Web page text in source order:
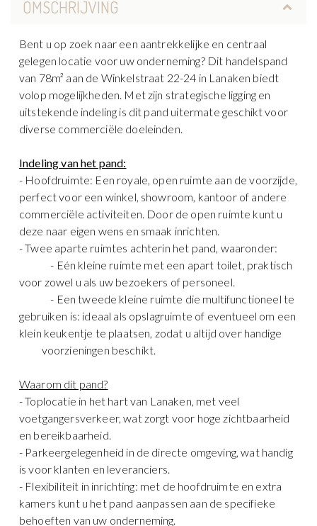
OMSCHRIJVING
Bent u op zoek naar een aantrekkelijke en centraal
gelegen locatie voor uw onderneming? Dit handelspand
van 78m² aan de Winkelstraat 22-24 in Lanaken biedt
volop mogelijkheden. Met zijn strategische ligging en
uitstekende indeling is dit pand uitermate geschikt voor
diverse commerciële doeleinden.
Indeling van het pand:
- Hoofdruimte: Een royale, open ruimte aan de voorzijde,
perfect voor een winkel, showroom, kantoor of andere
commerciële activiteiten. Door de open ruimte kunt u
deze naar eigen wens en smaak inrichten.
- Twee aparte ruimtes achterin het pand, waaronder:
- Eén kleine ruimte met een apart toilet, praktisch
voor zowel u als uw bezoekers of personeel.
- Een tweede kleine ruimte die multifunctioneel te
gebruiken is: ideaal als opslagruimte of eventueel om een
klein keukentje te plaatsen, zodat u altijd over handige
voorzieningen beschikt.
Waarom dit pand?
- Toplocatie in het hart van Lanaken, met veel
voetgangersverkeer, wat zorgt voor hoge zichtbaarheid
en bereikbaarheid.
- Parkeergelegenheid in de directe omgeving, wat handig
is voor klanten en leveranciers.
- Flexibiliteit in inrichting: met de hoofdruimte en extra
kamers kunt u het pand aanpassen aan de specifieke
behoeften van uw onderneming.